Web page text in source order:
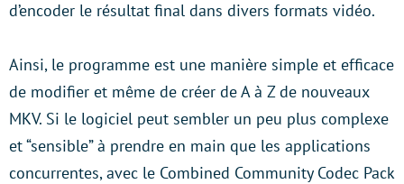
d’encoder le résultat final dans divers formats vidéo.
Ainsi, le programme est une manière simple et efficace
de modifier et même de créer de A à Z de nouveaux
MKV. Si le logiciel peut sembler un peu plus complexe
et “sensible” à prendre en main que les applications
concurrentes, avec le Combined Community Codec Pack